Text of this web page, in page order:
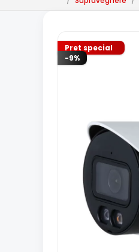
Pret special
-9%